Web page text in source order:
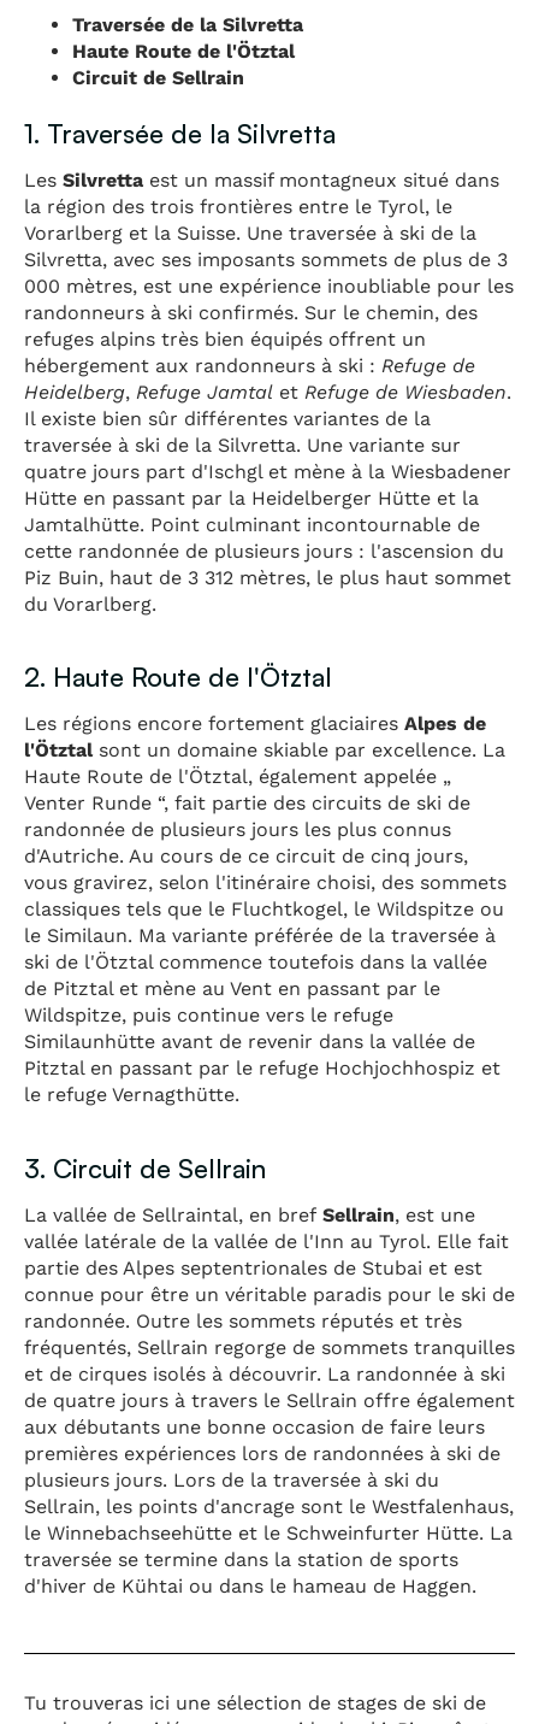
Traversée de la Silvretta
Haute Route de l'Ötztal
Circuit de Sellrain
1. Traversée de la Silvretta
Les Silvretta est un massif montagneux situé dans
la région des trois frontières entre le Tyrol, le
Vorarlberg et la Suisse. Une traversée à ski de la
Silvretta, avec ses imposants sommets de plus de 3
000 mètres, est une expérience inoubliable pour les
randonneurs à ski confirmés. Sur le chemin, des
refuges alpins très bien équipés offrent un
hébergement aux randonneurs à ski : Refuge de
Heidelberg, Refuge Jamtal et Refuge de Wiesbaden.
Il existe bien sûr différentes variantes de la
traversée à ski de la Silvretta. Une variante sur
quatre jours part d'Ischgl et mène à la Wiesbadener
Hütte en passant par la Heidelberger Hütte et la
Jamtalhütte. Point culminant incontournable de
cette randonnée de plusieurs jours : l'ascension du
Piz Buin, haut de 3 312 mètres, le plus haut sommet
du Vorarlberg.
2. Haute Route de l'Ötztal
Les régions encore fortement glaciaires Alpes de
l'Ötztalsont un domaine skiable par excellence. La
Haute Route de l'Ötztal, également appelée „
Venter Runde “, fait partie des circuits de ski de
randonnée de plusieurs jours les plus connus
d'Autriche. Au cours de ce circuit de cinq jours,
vous gravirez, selon l'itinéraire choisi, des sommets
classiques tels que le Fluchtkogel, le Wildspitze ou
le Similaun. Ma variante préférée de la traversée à
ski de l'Ötztal commence toutefois dans la vallée
de Pitztal et mène au Vent en passant par le
Wildspitze, puis continue vers le refuge
Similaunhütte avant de revenir dans la vallée de
Pitztal en passant par le refuge Hochjochhospiz et
le refuge Vernagthütte.
3. Circuit de Sellrain
La vallée de Sellraintal, en bref Sellrain, est une
vallée latérale de la vallée de l'Inn au Tyrol. Elle fait
partie des Alpes septentrionales de Stubai et est
connue pour être un véritable paradis pour le ski de
randonnée. Outre les sommets réputés et très
fréquentés, Sellrain regorge de sommets tranquilles
et de cirques isolés à découvrir. La randonnée à ski
de quatre jours à travers le Sellrain offre également
aux débutants une bonne occasion de faire leurs
premières expériences lors de randonnées à ski de
plusieurs jours. Lors de la traversée à ski du
Sellrain, les points d'ancrage sont le Westfalenhaus,
le Winnebachseehütte et le Schweinfurter Hütte. La
traversée se termine dans la station de sports
d'hiver de Kühtai ou dans le hameau de Haggen.
Tu trouveras ici une sélection de stages de ski de